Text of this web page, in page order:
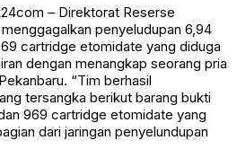
– Direktorat Reserse
penyeludupan 6,94
cartridge etomidate yang diduga
dengan menangkap seorang pria
“Tim berhasil
tersangka berikut barang bukti
969 cartridge etomidate yang
dari jaringan penyelundupan